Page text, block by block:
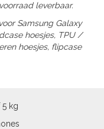
leverbaar.
Samsung Galaxy
hoesjes, TPU /
hoesjes, flipcase
5 kg